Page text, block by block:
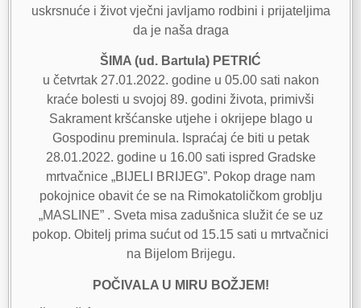
uskrsnuće i život vječni javljamo rodbini i prijateljima
da je naša draga
ŠIMA (ud. Bartula) PETRIĆ
u četvrtak 27.01.2022. godine u 05.00 sati nakon
kraće bolesti u svojoj 89. godini života, primivši
Sakrament kršćanske utjehe i okrijepe blago u
Gospodinu preminula. Ispraćaj će biti u petak
28.01.2022. godine u 16.00 sati ispred Gradske
mrtvačnice „BIJELI BRIJEG”. Pokop drage nam
pokojnice obavit će se na Rimokatoličkom groblju
„MASLINE” . Sveta misa zadušnica služit će se uz
pokop. Obitelj prima sućut od 15.15 sati u mrtvačnici
na Bijelom Brijegu.
POČIVALA U MIRU BOŽJEM!